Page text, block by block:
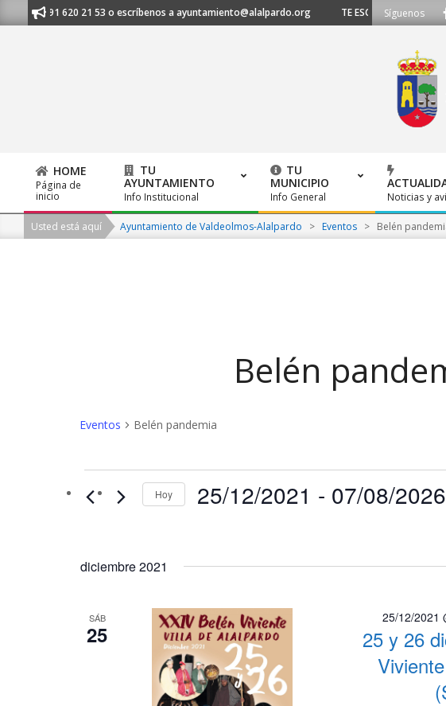
to
al 91 620 21 53 o escríbenos a ayuntamiento@alalpardo.org TE ESCUCHAMOS -
Síguenos
Primary
Navigation
Menu
HOME
Página de
inicio
TU
AYUNTAMIENTO
Info Institucional
TU
MUNICIPIO
Info General Noticias y
Usted está aquí Ayuntamiento de Valdeolmos-Alalpardo > Eventos > Belén
Belén
Eventos Belén pandemia
Eventos Hoy 25/12/2021 - 07/08/2026
diciembre 2021
SÁB
25
25 y 26
25/12/2021